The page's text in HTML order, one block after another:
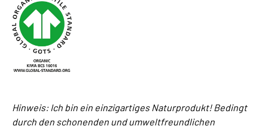
Hinweis: Ich bin ein einzigartiges Naturprodukt! Bedingt
durch den schonenden und umweltfreundlichen